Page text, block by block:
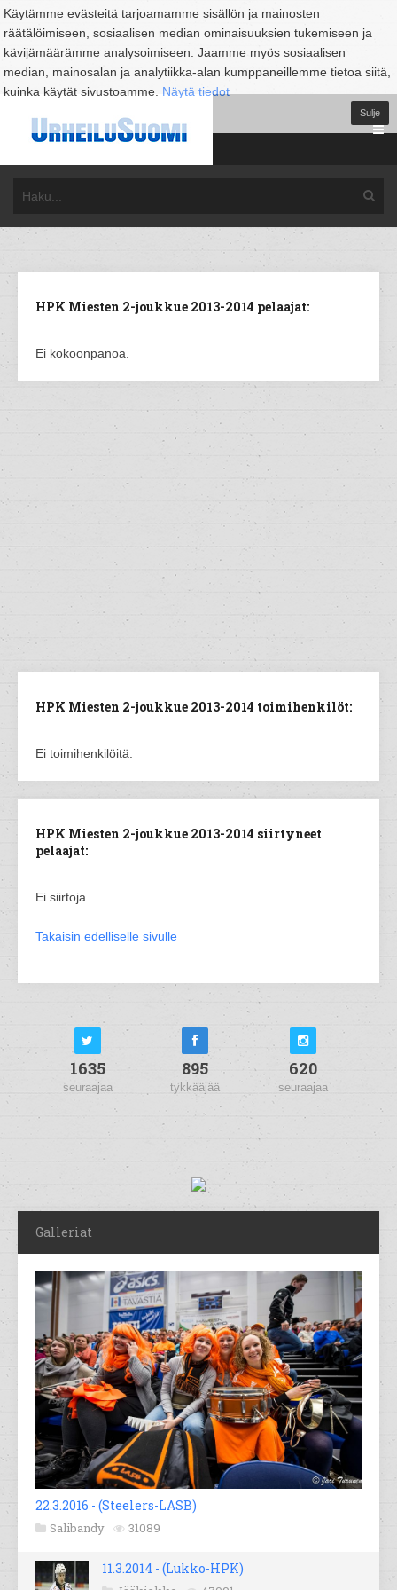
Käytämme evästeitä tarjoamamme sisällön ja mainosten
räätälöimiseen, sosiaalisen median ominaisuuksien tukemiseen ja
kävijämäärämme analysoimiseen. Jaamme myös sosiaalisen
median, mainosalan ja analytiikka-alan kumppaneillemme tietoa siitä,
kuinka käytät sivustoamme. Näytä tiedot
Sulje
HPK Miesten 2-joukkue 2013-2014 pelaajat:
Ei kokoonpanoa.
HPK Miesten 2-joukkue 2013-2014 toimihenkilöt:
Ei toimihenkilöitä.
HPK Miesten 2-joukkue 2013-2014 siirtyneet
pelaajat:
Ei siirtoja.
Takaisin edelliselle sivulle
1635
seuraajaa
895
tykkääjää
620
seuraajaa
Galleriat
22.3.2016 - (Steelers-LASB)
Salibandy 31089
11.3.2014 - (Lukko-HPK)